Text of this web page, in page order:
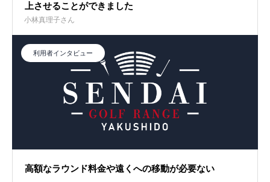
上させることができました
小林真理子さん
利用者インタビュー
高額なラウンド料金や遠くへの移動が必要ない